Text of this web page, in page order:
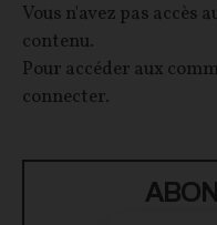
Vous n'avez pas accès
contenu.
Pour accéder aux
connecter.